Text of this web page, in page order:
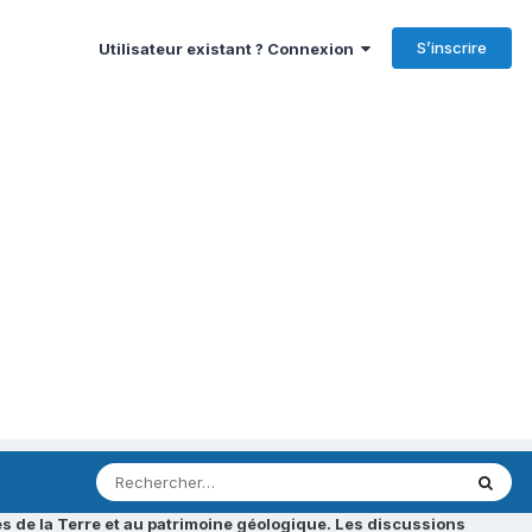
Utilisateur existant ? Connexion S’inscrire
de la Terre et au patrimoine géologique. Les discussions